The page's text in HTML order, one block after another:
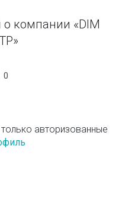
компании «DIM
0
авторизованные